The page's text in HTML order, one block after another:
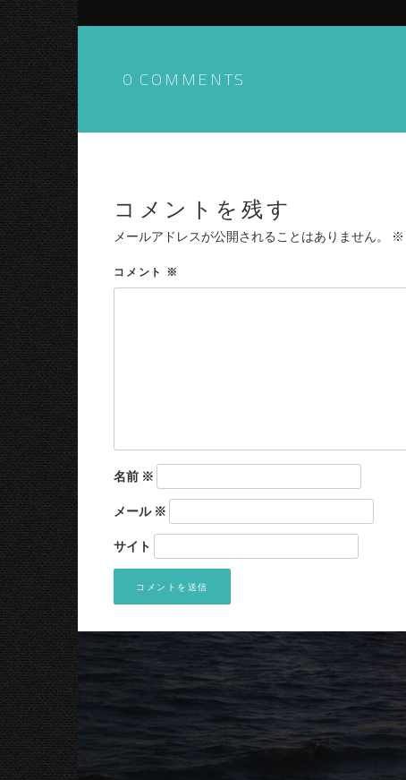
0 COMMENTS
コメントを残す
メールアドレスが公開されることはありません。 ※
コメント ※
名前 ※
メール※
サイト